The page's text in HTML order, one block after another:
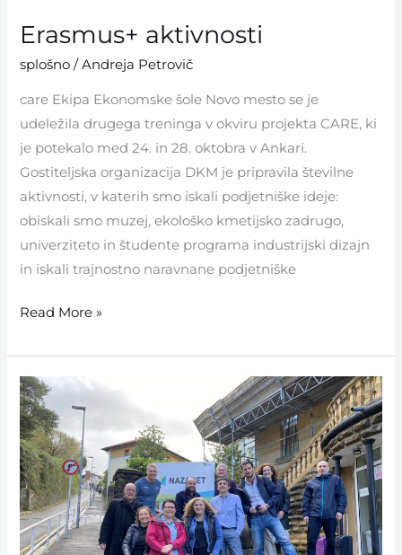
Erasmus+ aktivnosti
splošno /Andreja Petrovič
care Ekipa Ekonomske šole Novo mesto se je
udeležila drugega treninga v okviru projekta CARE, ki
je potekalo med 24. in 28. oktobra v Ankari.
Gostiteljska organizacija DKM je pripravila številne
aktivnosti, v katerih smo iskali podjetniške ideje:
obiskali smo muzej, ekološko kmetijsko zadrugo,
univerziteto in študente programa industrijski dizajn
in iskali trajnostno naravnane podjetniške
Read More »
Erasmus+
dejavnosti